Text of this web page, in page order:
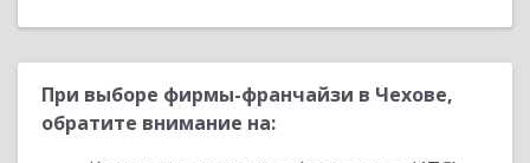
При выборе фирмы-франчайзи в Чехове,
обратите внимание на: